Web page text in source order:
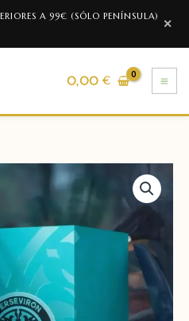
A 99€ (SÓLO PENÍNSULA)
✕
0,00€